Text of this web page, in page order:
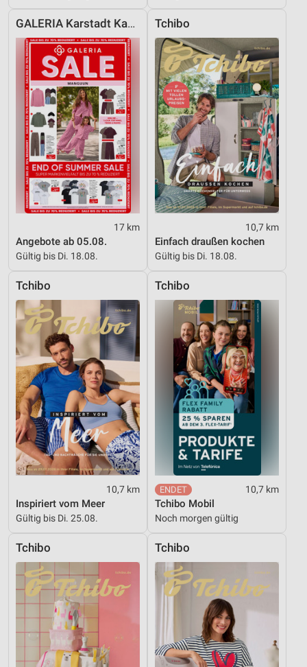
GALERIA Karstadt Kaufhof
17 km
Angebote ab 05.08.
Gültig bis Di. 18.08.
Tchibo
10,7 km
Einfach draußen kochen
Gültig bis Di. 18.08.
Tchibo
10,7 km
Inspiriert vom Meer
Gültig bis Di. 25.08.
Tchibo
10,7 km
Tchibo Mobil
Noch morgen gültig
Tchibo Tchibo
Analyse von Zielgruppen durch Statistiken oder
Kombinationen von Daten aus verschiedenen
Quellen
Entwicklung und Verbesserung der Angebote
Verwendung reduzierter Daten zur Auswahl von
Inhalten
IAB-Besonderheiten:
Verwendung genauer Standortdaten
Geräte anhand von aktiv angeforderten
Informationen identifizieren
Nicht-IAB-Verarbeitungszwecke:
Notwendig
Performance
Funktional
Werbung